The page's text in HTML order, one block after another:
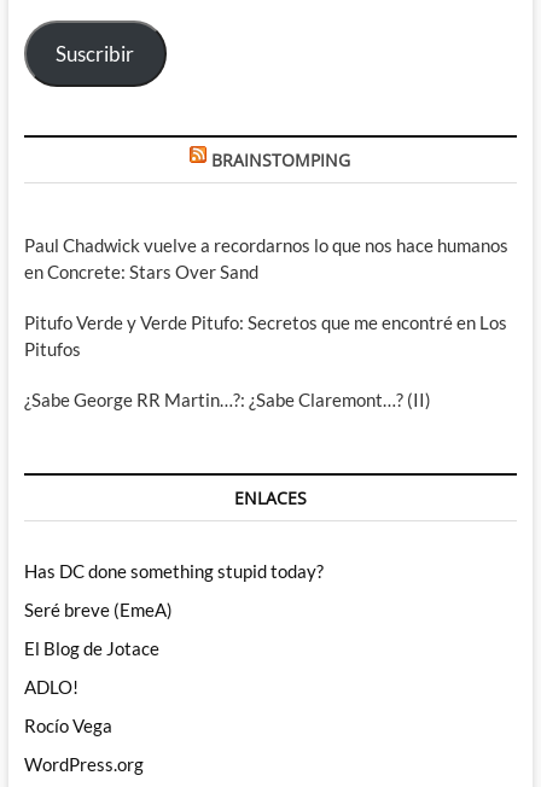
electrónico
Suscribir
BRAINSTOMPING
Paul Chadwick vuelve a recordarnos lo que nos hace humanos
en Concrete: Stars Over Sand
Pitufo Verde y Verde Pitufo: Secretos que me encontré en Los
Pitufos
¿Sabe George RR Martin…?: ¿Sabe Claremont…? (II)
ENLACES
Has DC done something stupid today?
Seré breve (EmeA)
El Blog de Jotace
ADLO!
Rocío Vega
WordPress.org